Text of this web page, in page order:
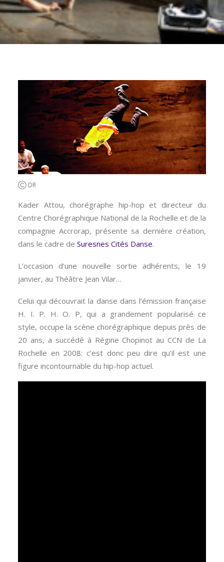
Ⓒ DR
Kader Attou, chorégraphe hip-hop et directeur du
Centre Chorégraphique National de la Rochelle et de la
compagnie Accrorap, présente sa dernière création,
dans le cadre de Suresnes Cités Danse.
L’occasion d’une nouvelle sortie adhérents, le 19
janvier, au Théâtre Jean Vilar…
Celui qui découvrait la danse dans l’émission française
H. I. P. H. O. P, qui a grandement popularisé ce
style, occupe la scène chorégraphique depuis près de
20 ans, a succédé à Régine Chopinot au CCN de La
Rochelle en 2008: c’est donc peu dire qu’il est une
figure incontournable du hip-hop actuel.